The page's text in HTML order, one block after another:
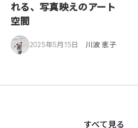
れる、写真映えのアート
空間
2025年5月15日 川波 恵子
すべて見る